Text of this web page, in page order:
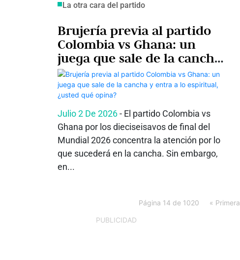
La otra cara del partido
Brujería previa al partido
Colombia vs Ghana: un
juega que sale de la cancha
y entra a lo espiritual,
¿usted qué opina?
Julio 2 De 2026- El partido Colombia vs
Ghana por los dieciseisavos de final del
Mundial 2026 concentra la atención por lo
que sucederá en la cancha. Sin embargo,
en...
Página 14 de 1020 « Primera
PUBLICIDAD